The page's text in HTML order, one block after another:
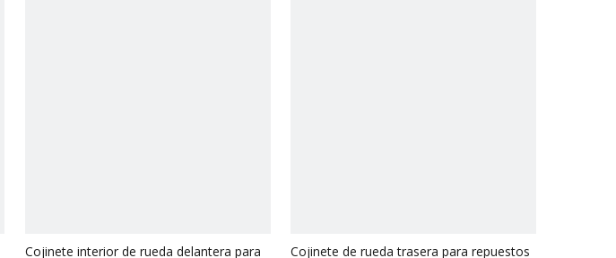
Cojinete interior de rueda delantera para
Cojinete de rueda trasera para repuestos